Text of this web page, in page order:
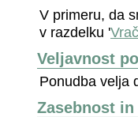
V primeru, da
v razdelku '
Veljavnost
Ponudba velja
Zasebnost